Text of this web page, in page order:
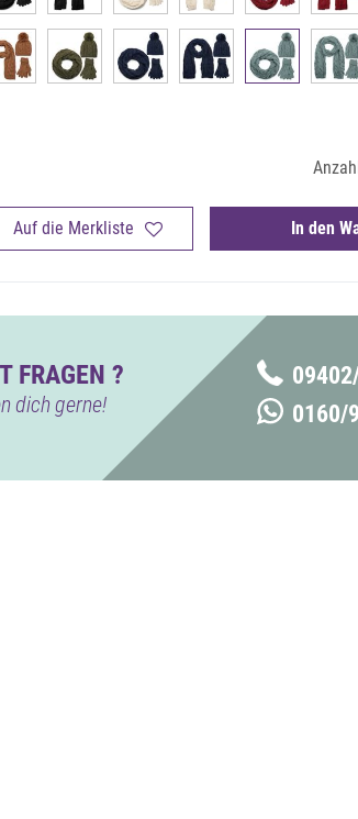
Anzahl
Auf die Merkliste In den
FRAGEN ?
dich gerne!
0160/